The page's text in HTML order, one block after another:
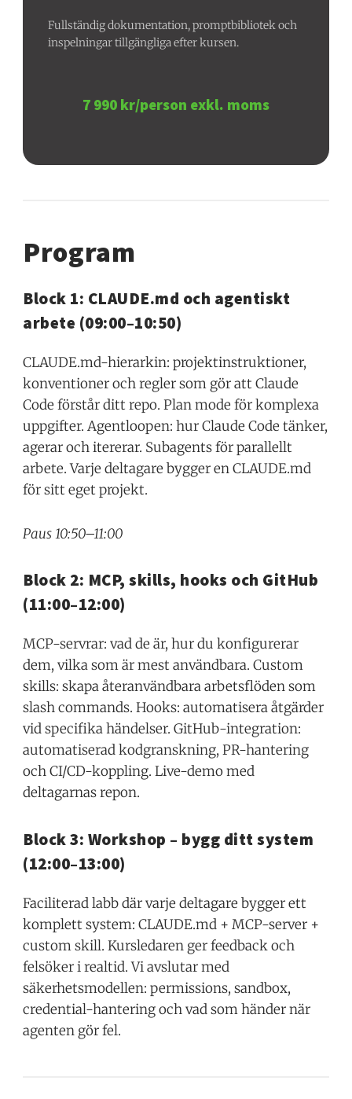
Fullständig dokumentation, promptbibliotek och
inspelningar tillgängliga efter kursen.
7 990 kr/person exkl. moms
Program
Block 1: CLAUDE.md och agentiskt
arbete (09:00–10:50)
CLAUDE.md-hierarkin: projektinstruktioner,
konventioner och regler som gör att Claude
Code förstår ditt repo. Plan mode för komplexa
uppgifter. Agentloopen: hur Claude Code tänker,
agerar och itererar. Subagents för parallellt
arbete. Varje deltagare bygger en CLAUDE.md
för sitt eget projekt.
Paus 10:50–11:00
Block 2: MCP, skills, hooks och GitHub
(11:00–12:00)
MCP-servrar: vad de är, hur du konfigurerar
dem, vilka som är mest användbara. Custom
skills: skapa återanvändbara arbetsflöden som
slash commands. Hooks: automatisera åtgärder
vid specifika händelser. GitHub-integration:
automatiserad kodgranskning, PR-hantering
och CI/CD-koppling. Live-demo med
deltagarnas repon.
Block 3: Workshop – bygg ditt system
(12:00–13:00)
Faciliterad labb där varje deltagare bygger ett
komplett system: CLAUDE.md + MCP-server +
custom skill. Kursledaren ger feedback och
felsöker i realtid. Vi avslutar med
säkerhetsmodellen: permissions, sandbox,
credential-hantering och vad som händer när
agenten gör fel.